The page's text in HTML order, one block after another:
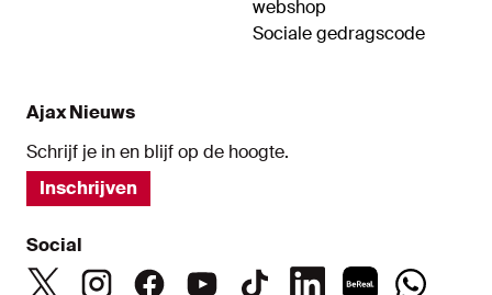
webshop
Sociale gedragscode
Ajax Nieuws
Schrijf je in en blijf op de hoogte.
Inschrijven
Social